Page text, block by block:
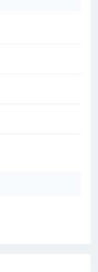
cambio con Piotr
ed entra